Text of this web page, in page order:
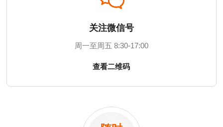
关注微信号
周一至周五 8:30-17:00
查看二维码